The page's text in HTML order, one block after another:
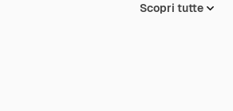
Scopri tutte